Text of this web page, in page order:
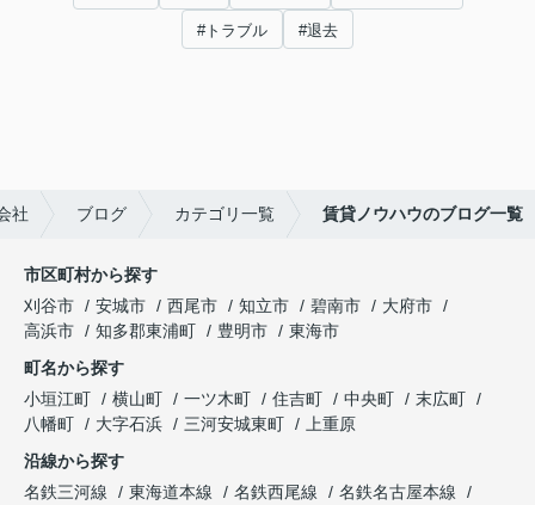
#トラブル #退去
社 ブログ カテゴリ一覧 賃貸ノウハウのブログ一覧
市区町村から探す
刈谷市
安城市 西尾市 知立市 碧南市
大府市
高浜市
知多郡東浦町 豊明市
東海市
町名から探す
小垣江町
横山町 一ツ木町 住吉町 中央町
末広町
八幡町
大字石浜 三河安城東町
上重原
沿線から探す
名鉄三河線
東海道本線 名鉄西尾線
名鉄名古屋本線